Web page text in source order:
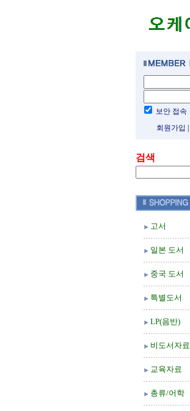
보안 접속
회원가입
검색
고서
일본 도서
중국 도서
특별도서
LP(음반)
비도서자료
교육자료
총류/어학